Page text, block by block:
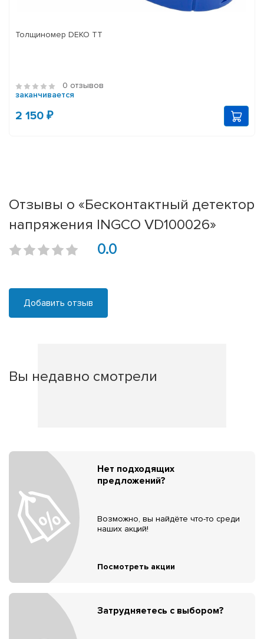
Толщиномер DEKO TT
0 отзывов
заканчивается
2 150 ₽
Отзывы о «Бесконтактный детектор
напряжения INGCO VD100026»
0.0
Добавить отзыв
Вы недавно смотрели
Нет подходящих
предложений?
Возможно, вы найдёте что-то среди
наших акций!
Посмотреть акции
Затрудняетесь с выбором?